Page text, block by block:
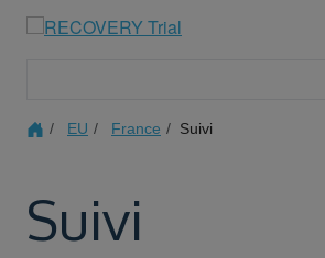
Skip
EU France Suivi
Suivi